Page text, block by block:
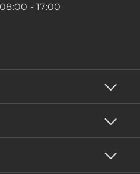
- 17:00